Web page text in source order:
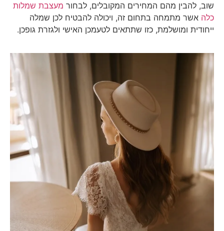
שוב, להבין מהם המחירים המקובלים, לבחור מעצבת שמלות
כלה אשר מתמחה בתחום זה, ויכולה להבטיח לכן שמלה
ייחודית ומושלמת, כזו שתתאים לטעמכן האישי ולגזרת גופכן.